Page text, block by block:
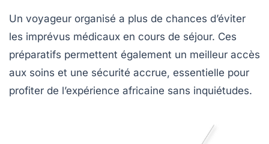
Un voyageur organisé a plus de chances d’éviter
les imprévus médicaux en cours de séjour. Ces
préparatifs permettent également un meilleur accès
aux soins et une sécurité accrue, essentielle pour
profiter de l’expérience africaine sans inquiétudes.